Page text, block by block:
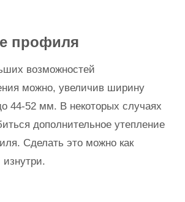
профиля
возможностей
можно, увеличив ширину
44-52 мм. В некоторых случаях
дополнительное утепление
Сделать это можно как
изнутри.